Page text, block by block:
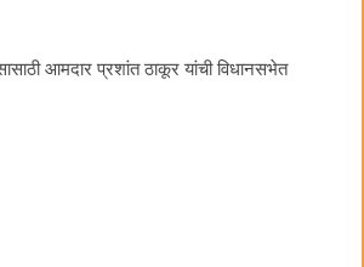
आमदार प्रशांत ठाकूर यांची विधानसभेत